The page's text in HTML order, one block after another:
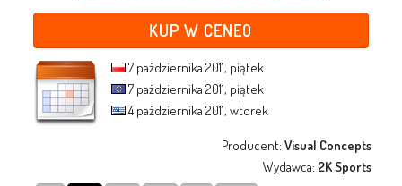
KUP W CENEO
7 października 2011, piątek
7 października 2011, piątek
4 października 2011, wtorek
Producent:Visual Concepts
Wydawca: 2K Sports